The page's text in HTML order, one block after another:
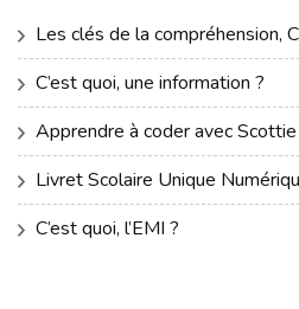
Les clés de la compréhension,
C’est quoi, une information ?
Apprendre à coder avec Scottie
Livret Scolaire Unique
C’est quoi, l’EMI ?